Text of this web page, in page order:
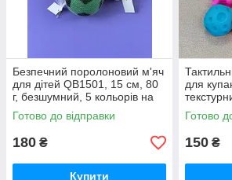
Безпечний поролоновий м'яч
для дітей QB1501, 15 см, 80
г, безшумний, 5 кольорів на
вибір
Готово до відправки
180 ₴
Купити
для
м'ячиків
Готово
150 ₴